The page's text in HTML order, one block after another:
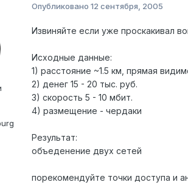
Опубликовано 12 сентября, 2005
Извиняйте если уже проскакивал
Исходные данные:
1) расстояние ~1.5 км, прямая
2) денег 15 - 20 тыc. руб.
3) скорость 5 - 10 мбит.
4) размещение - чердаки
Результат:
объеденение двух сетей
порекомендуйте точки доступа и